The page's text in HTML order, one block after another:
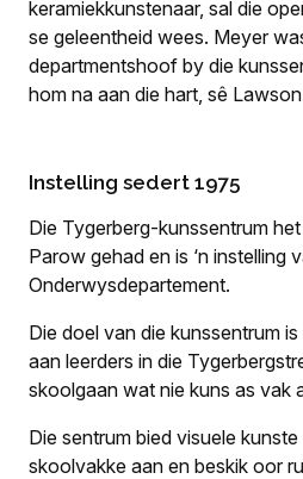
keramiekkunstenaar, sal die
se geleentheid wees. Meyer
departmentshoof by die
hom na aan die hart, sê
Instelling sedert 1975
Die Tygerberg-kunssentrum
Parow gehad en is ‘n instelling
Onderwysdepartement.
Die doel van die kunssentrum
aan leerders in die
skoolgaan wat nie kuns as vak
Die sentrum bied visuele
skoolvakke aan en beskik oor